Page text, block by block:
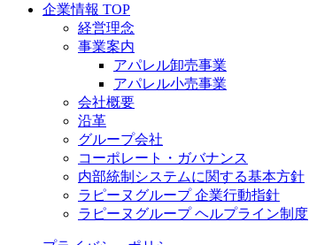
企業情報 TOP
経営理念
事業案内
アパレル卸売事業
アパレル小売事業
会社概要
沿革
グループ会社
コーポレート・ガバナンス
内部統制システムに関する基本方針
ラピーヌグループ 企業行動指針
ラピーヌグループ ヘルプライン制度